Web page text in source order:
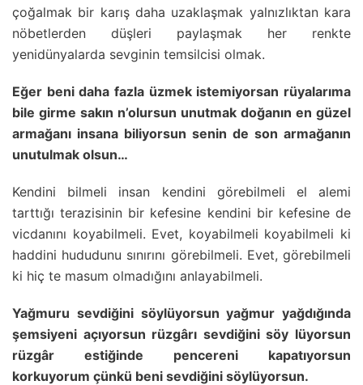
çoğalmak bir karış daha uzaklaşmak yalnızlıktan kara
nöbetlerden düşleri paylaşmak her renkte
yenidünyalarda sevginin temsilcisi olmak.
Eğer beni daha fazla üzmek istemiyorsan rüyalarıma
bile girme sakın n’olursun unutmak doğanın en güzel
armağanı insana biliyorsun senin de son armağanın
unutulmak olsun…
Kendini bilmeli insan kendini görebilmeli el alemi
tarttığı terazisinin bir kefesine kendini bir kefesine de
vicdanını koyabilmeli. Evet, koyabilmeli koyabilmeli ki
haddini hududunu sınırını görebilmeli. Evet, görebilmeli
ki hiç te masum olmadığını anlayabilmeli.
Yağmuru sevdiğini söylüyorsun yağmur yağdığında
şemsiyeni açıyorsun rüzgârı sevdiğini söy lüyorsun
rüzgâr estiğinde pencereni kapatıyorsun
korkuyorum çünkü beni sevdiğini söylüyorsun.